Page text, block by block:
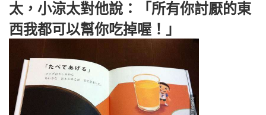
太，小涼太對他說：「所有你討厭的東
西我都可以幫你吃掉喔！」